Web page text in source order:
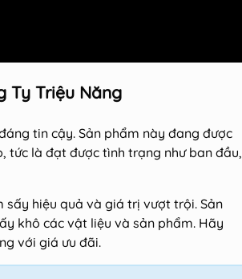
Ty Triệu Năng
tin cậy. Sản phẩm này đang được
là đạt được tình trạng như ban đầu,
hiệu quả và giá trị vượt trội. Sản
khô các vật liệu và sản phẩm. Hãy
với giá ưu đãi.